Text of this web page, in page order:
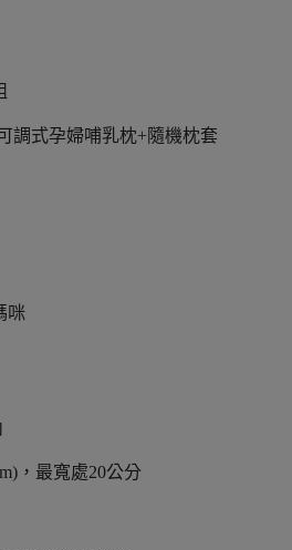
調式孕婦哺乳枕+隨機枕套
咪
，最寬處20公分